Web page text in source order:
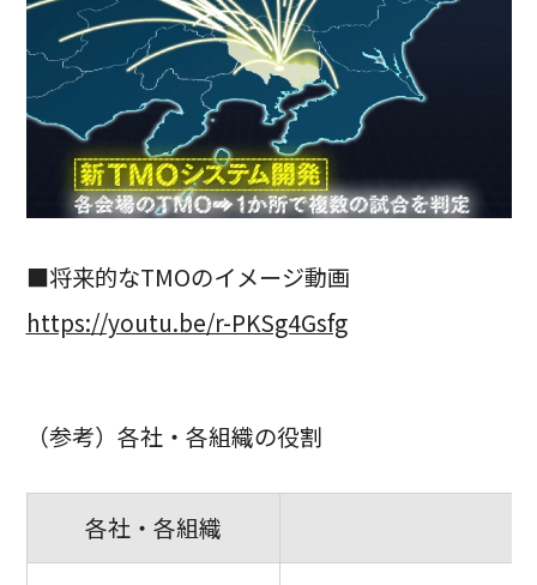
■将来的なTMOのイメージ動画
https://youtu.be/r-PKSg4Gsfg
（参考）各社・各組織の役割
各社・各組織